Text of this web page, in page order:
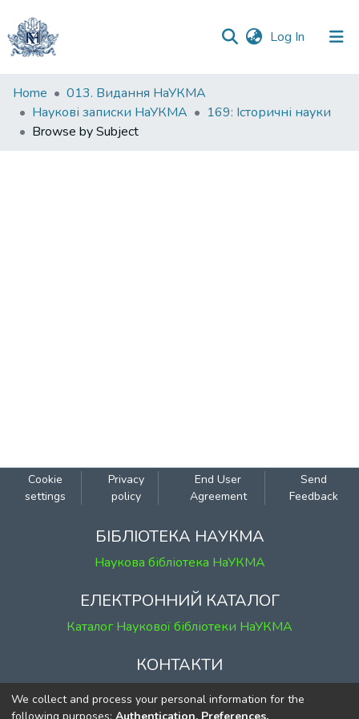
Log In (current)
Communities
&
Collections
Home
013. Видання НаУКМА
Наукові записки НаУКМА
169: Історичні науки
Browse by Subject
Cookie
settings
Privacy
policy
End User
Agreement
Send
Feedback
БІБЛІОТЕКА НАУКМА
Наукова бібліотека НаУКМА
ЕЛЕКТРОННИЙ КАТАЛОГ
Каталог Наукової бібліотеки НаУКМА
КОНТАКТИ
м. Київ, вул. Григорія Сковороди, 2
к. 1, к. 120
We collect and process your personal information for the